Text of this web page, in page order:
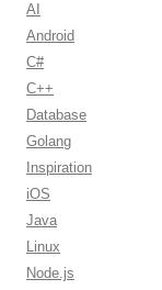
AI
Android
C#
C++
Database
Golang
Inspiration
iOS
Java
Linux
Node.js